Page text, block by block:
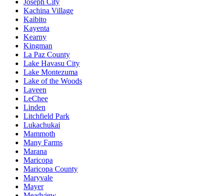
Kachina Village
Kaibito
Kayenta
Kearny
Kingman
La Paz County
Lake Havasu City
Lake Montezuma
Lake of the Woods
Laveen
LeChee
Linden
Litchfield Park
Lukachukai
Mammoth
Many Farms
Marana
Maricopa
Maricopa County
Maryvale
Mayer